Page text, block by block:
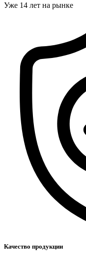
Уже 14 лет на рынке
Качество продукции